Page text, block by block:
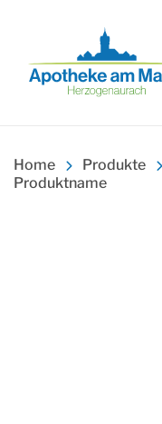
Home Produkte
Produktname